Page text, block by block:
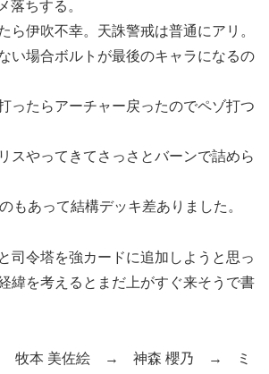
落ちする。
ら伊吹不幸。天誅警戒は普通にアリ。
い場合ボルトが最後のキャラになるの
ったらアーチャー戻ったのでペゾ打つ
スやってきてさっさとバーンで詰めら
もあって結構デッキ差ありました。
司令塔を強カードに追加しようと思っ
緯を考えるとまだ上がすぐ来そうで書
牧本 美佐絵 → 神森 櫻乃 → ミ